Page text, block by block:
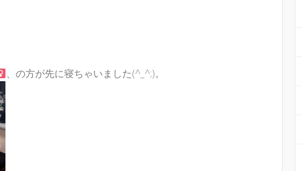
、の方が先に寝ちゃいました(^_^;)。